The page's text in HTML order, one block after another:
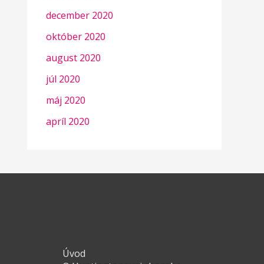
december 2020
október 2020
august 2020
júl 2020
máj 2020
apríl 2020
Úvod